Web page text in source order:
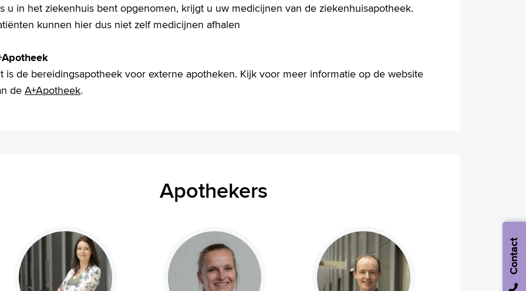
u in het ziekenhuis bent opgenomen, krijgt u uw medicijnen van de ziekenhuisapotheek.
kunnen hier dus niet zelf medicijnen afhalen
is de bereidingsapotheek voor externe apotheken. Kijk voor meer informatie op de website
de A+Apotheek.
Apothekers
Contact